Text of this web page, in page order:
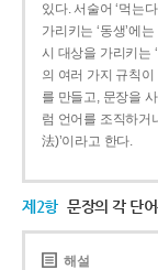
있다. 서술어 ‘먹는
가리키는 ‘동생’에
시 대상을 가리키는
의 여러 가지 규칙
를 만들고, 문장을
럼 언어를 조직하거
法)’이라고 한다.
제2항 문장의 각 단
해설